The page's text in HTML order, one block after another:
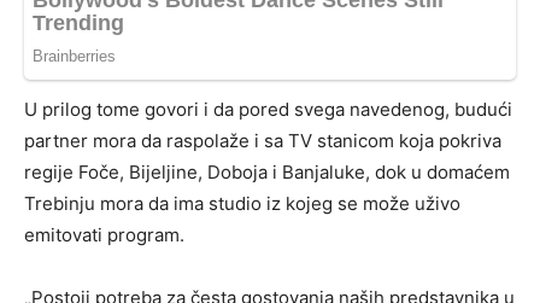
U prilog tome govori i da pored svega navedenog, budući
partner mora da raspolaže i sa TV stanicom koja pokriva
regije Foče, Bijeljine, Doboja i Banjaluke, dok u domaćem
Trebinju mora da ima studio iz kojeg se može uživo
emitovati program.
„Postoji potreba za česta gostovanja naših predstavnika u